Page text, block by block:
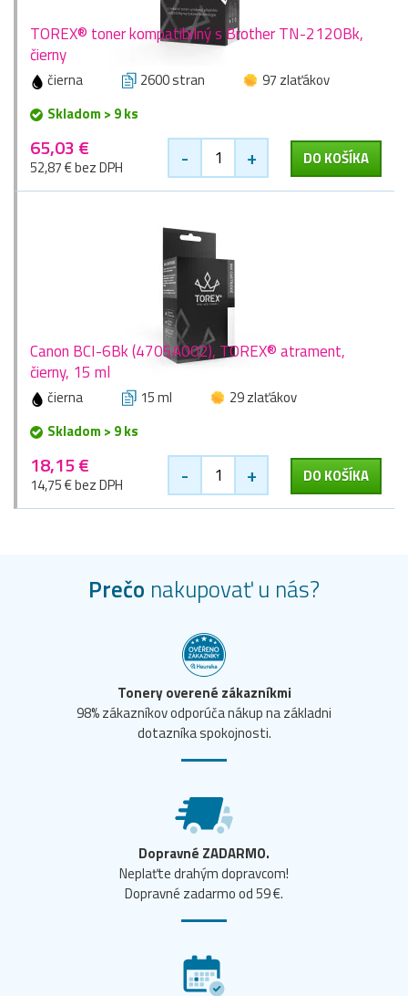
TOREX® toner kompatibilný s Brother TN-2120Bk,
čierny
čierna 2600 stran
97 zlaťákov
Skladom > 9 ks
65,03 €
52,87 € bez DPH - + DO KOŠÍKA
Canon BCI-6Bk (4705A002), TOREX® atrament,
čierny, 15 ml
čierna 15 ml
29 zlaťákov
Skladom > 9 ks
18,15 €
14,75 € bez DPH - + DO KOŠÍKA
Prečo nakupovať u nás?
Tonery overené zákazníkmi
98% zákazníkov odporúča nákup na základni
dotazníka spokojnosti.
Dopravné ZADARMO.
Neplaťte drahým dopravcom!
Dopravné zadarmo od 59 €.